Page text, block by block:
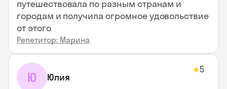
путешествовала по разным странам и
городам и получила огромное удовольствие
от этого
Репетитор: Марина
Ю Юлия
★5